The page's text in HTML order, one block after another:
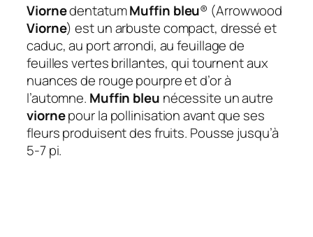
ViornedentatumMuffin bleu® (Arrowwood
Viorne) est un arbuste compact, dressé et
caduc, au port arrondi, au feuillage de
feuilles vertes brillantes, qui tournent aux
nuances de rouge pourpre et d’or à
l’automne. Muffin bleu nécessite un autre
viornepour la pollinisation avant que ses
fleurs produisent des fruits. Pousse jusqu’à
5-7 pi.